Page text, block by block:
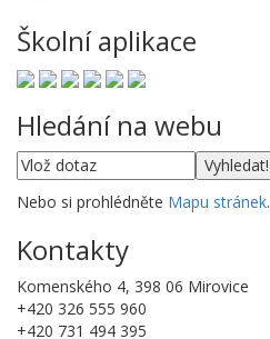
Školní aplikace
Hledání na webu
Nebo si prohlédněte Mapu stránek.
Kontakty
Komenského 4, 398 06 Mirovice
+420 326 555 960
+420 731 494 395